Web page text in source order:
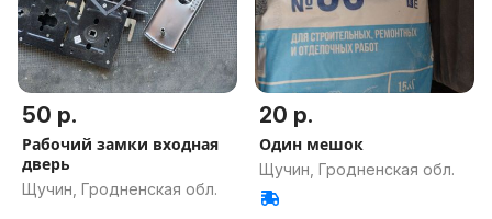
50 р.
Рабочий замки входная
дверь
Щучин, Гродненская обл.
20 р.
Один мешок
Щучин, Гродненская обл.